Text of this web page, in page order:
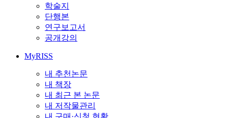
학술지
단행본
연구보고서
공개강의
MyRISS
내 추천논문
내 책장
내 최근 본 논문
내 저작물관리
내 구매·신청 현황